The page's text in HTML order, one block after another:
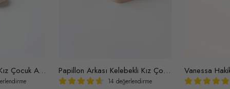
Adria Çiçek Detaylı Kız Çocuk Ayakkabı Papillon Arkası Kelebekli Kız Çocuk Bantlı Rugan Ayakkabı
14 değerlendirme